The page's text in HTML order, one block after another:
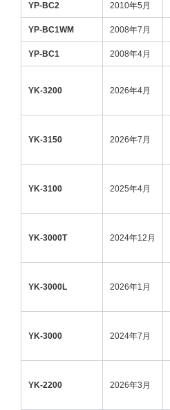
YP-BC2 2010年5月
YP-BC1WM 2008年7月
YP-BC1 2008年4月
YK-3200 2026年4月
YK-3150 2026年7月
YK-3100 2025年4月
YK-3000T 2024年12月
YK-3000L 2026年1月
YK-3000 2024年7月
YK-2200 2026年3月